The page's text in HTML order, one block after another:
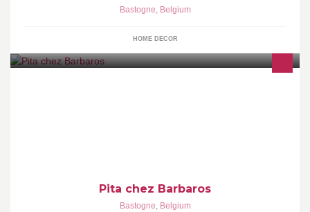
Bastogne, Belgium
HOME DECOR
Pita chez Barbaros
Bastogne, Belgium